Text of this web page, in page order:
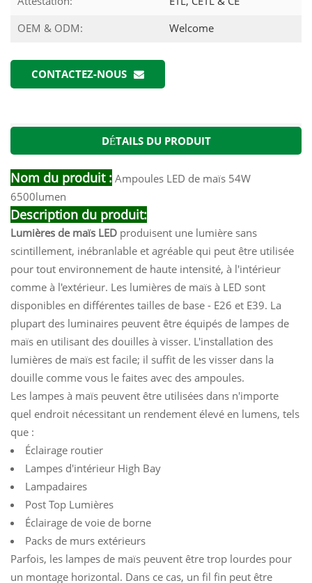
OEM & ODM:
Welcome
CONTACTEZ-NOUS
DÉTAILS DU PRODUIT
Nom du produit : Ampoules LED de maïs 54W
6500lumen
Description du produit:
Lumières de maïs LED produisent une lumière sans
scintillement, inébranlable et agréable qui peut être utilisée
pour tout environnement de haute intensité, à l'intérieur
comme à l'extérieur. Les lumières de maïs à LED sont
disponibles en différentes tailles de base - E26 et E39. La
plupart des luminaires peuvent être équipés de lampes de
maïs en utilisant des douilles à visser. L'installation des
lumières de maïs est facile; il suffit de les visser dans la
douille comme vous le faites avec des ampoules.
Les lampes à maïs peuvent être utilisées dans n'importe
quel endroit nécessitant un rendement élevé en lumens, tels
que :
Éclairage routier
Lampes d'intérieur High Bay
Lampadaires
Post Top Lumières
Éclairage de voie de borne
Packs de murs extérieurs
Parfois, les lampes de maïs peuvent être trop lourdes pour
un montage horizontal. Dans ce cas, un fil fin peut être